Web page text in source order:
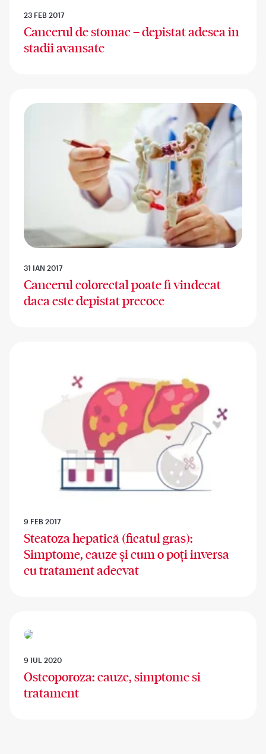
23 FEB 2017
Cancerul de stomac – depistat adesea in
stadii avansate
31 IAN 2017
Cancerul colorectal poate fi vindecat
daca este depistat precoce
9 FEB 2017
Steatoza hepatică (ficatul gras):
Simptome, cauze și cum o poți inversa
cu tratament adecvat
9 IUL 2020
Osteoporoza: cauze, simptome si
tratament